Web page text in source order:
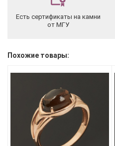
Есть сертификаты на камни
от МГУ
Похожие товары: